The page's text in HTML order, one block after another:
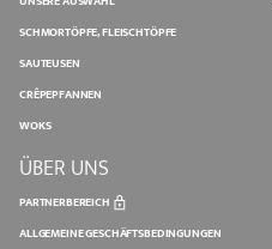
SCHMORTÖPFE, FLEISCHTÖPFE
SAUTEUSEN
CRÊPEPFANNEN
WOKS
ÜBER UNS
PARTNERBEREICH
ALLGEMEINE GESCHÄFTSBEDINGUNGEN